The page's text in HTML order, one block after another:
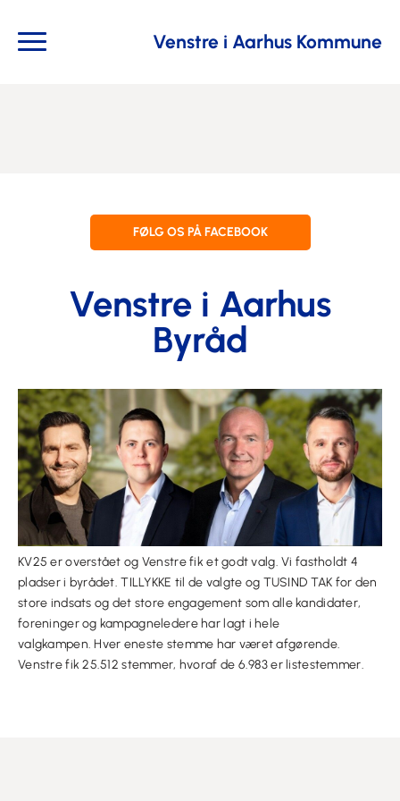
Venstre i Aarhus Kommune
FØLG OS PÅ FACEBOOK
Venstre i Aarhus
Byråd
KV25 er overstået og Venstre fik et godt valg. Vi fastholdt 4
pladser i byrådet. TILLYKKE til de valgte og TUSIND TAK for den
store indsats og det store engagement som alle kandidater,
foreninger og kampagneledere har lagt i hele
valgkampen. Hver eneste stemme har været afgørende.
Venstre fik 25.512 stemmer, hvoraf de 6.983 er listestemmer.